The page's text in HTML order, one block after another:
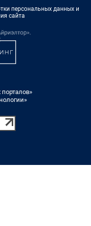
персональных данных и
сайта